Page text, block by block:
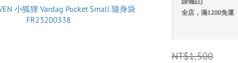
全店，滿1200免運
NT$1,500